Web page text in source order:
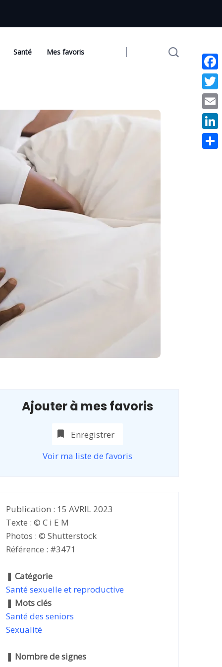
Santé Mes favoris
Ajouter à mes favoris
Enregistrer
Voir ma liste de favoris
Publication : 15 AVRIL 2023
Texte : © C i E M
Photos : © Shutterstock
Référence : #3471
❚ Catégorie
Santé sexuelle et reproductive
❚ Mots clés
Santé des seniors
Sexualité
❚ Nombre de signes
Twitter
Email